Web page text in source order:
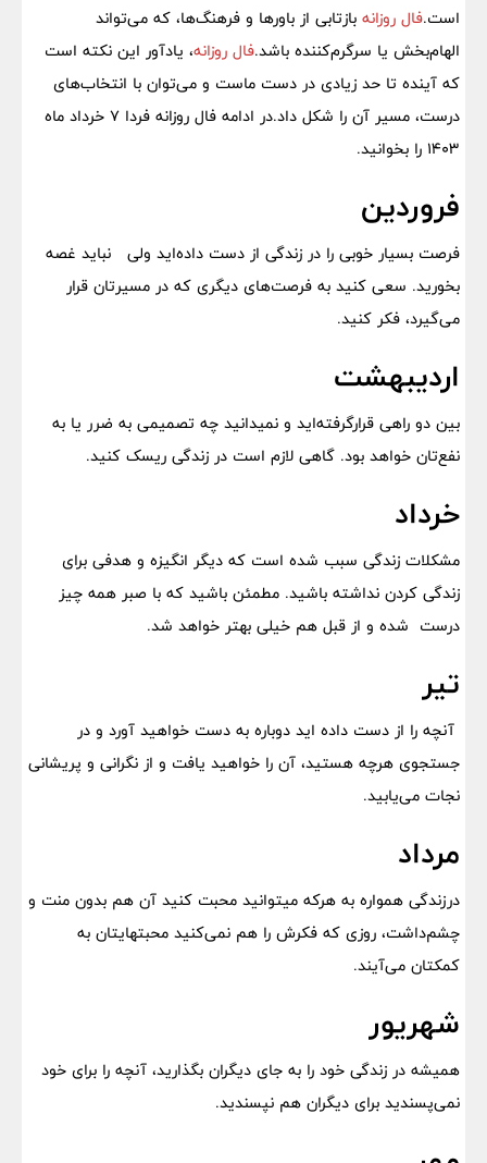
است.فال روزانه بازتابی از باورها و فرهنگ‌ها، که می‌تواند
الهام‌بخش یا سرگرم‌کننده باشد.فال روزانه، یادآور این نکته است
که آینده تا حد زیادی در دست ماست و می‌توان با انتخاب‌های
درست، مسیر آن را شکل داد.در ادامه فال روزانه فردا 7 خرداد ماه
1403 را بخوانید.
فروردین
فرصت بسیار خوبی را در زندگی از دست داده‌اید ولی نباید غصه
بخورید. سعی کنید به فرصت‌های دیگری که در مسیرتان قرار
می‌گیرد، فکر کنید.
اردیبهشت
بین دو راهی قرارگرفته‌اید و نمیدانید چه تصمیمی به ضرر یا به
نفع‌تان خواهد بود. گاهی لازم است در زندگی ریسک کنید.
خرداد
مشکلات زندگی سبب شده است که دیگر انگیزه و هدفی برای
زندگی کردن نداشته باشید. مطمئن باشید که با صبر همه چیز
درست شده و از قبل هم خیلی بهتر خواهد شد.
تیر
آنچه را از دست داده اید دوباره به دست خواهید آورد و در
جستجوی هرچه هستید، آن را خواهید یافت و از نگرانی و پریشانی
نجات می‌یابید.
مرداد
درزندگی همواره به هرکه میتوانید محبت کنید آن هم بدون منت و
چشم‌داشت، روزی که فکرش را هم نمی‌کنید محبتهایتان به
کمکتان می‌آیند.
شهریور
همیشه در زندگی خود را به جای دیگران بگذارید، آنچه را برای خود
نمی‌پسندید برای دیگران هم نپسندید.